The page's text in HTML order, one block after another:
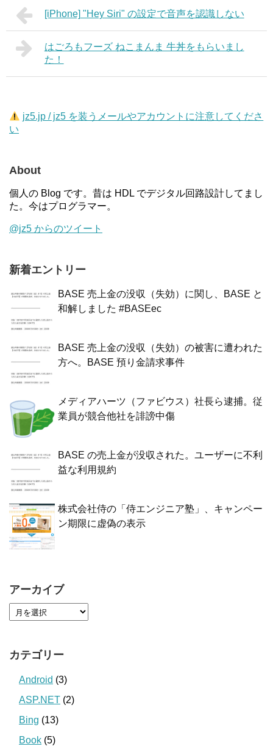
[iPhone] "Hey Siri" の設定で音声を認識しない
はごろもフーズ ねこまんま 牛丼をもらいまし
た！
jz5.jp / jz5 を装うメールやアカウントに注意してくださ
い
About
個人の Blog です。昔は HDL でデジタル回路設計してまし
た。今はプログラマー。
@jz5 からのツイート
新着エントリー
BASE 売上金の没収（失効）に関し、BASE と
和解しました #BASEec
BASE 売上金の没収（失効）の被害に遭われた
方へ。BASE 預り金請求事件
メディアハーツ（ファビウス）社長ら逮捕。従
業員が競合他社を誹謗中傷
BASE の売上金が没収された。ユーザーに不利
益な利用規約
株式会社侍の「侍エンジニア塾」、キャンペー
ン期限に虚偽の表示
アーカイブ
カテゴリー
Android (3)
ASP.NET (2)
Bing (13)
Book (5)